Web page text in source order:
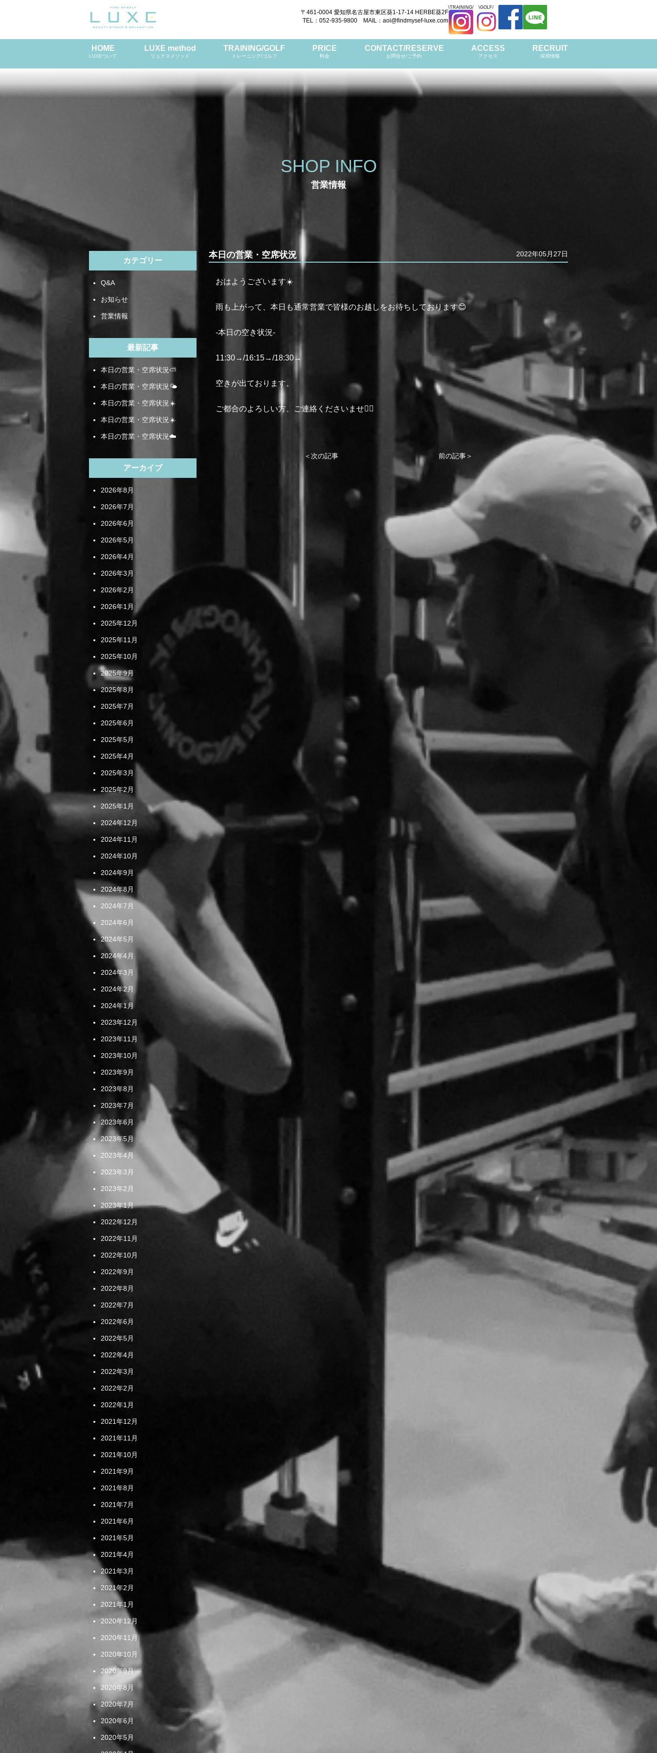
〒461-0004 愛知県名古屋市東区葵1-17-14 HERBE葵2F
TEL：052-935-9800 MAIL：aoi@findmysef-luxe.com
\TRAINING/ \GOLF/
HOME
LUXEついて
LUXE method
リュクスメソッド
TRAINING/GOLF
トレーニング/ゴルフ
PRICE
料金
CONTACT/RESERVE
お問合せ/ご予約
ACCESS
アクセス
RECRUIT
採用情報
SHOP INFO
営業情報
カテゴリー
Q&A
お知らせ
営業情報
最新記事
本日の営業・空席状況⛅️
本日の営業・空席状況🌤️
本日の営業・空席状況☀️
本日の営業・空席状況☀️
本日の営業・空席状況☁️
アーカイブ
2026年8月
2026年7月
2026年6月
2026年5月
2026年4月
2026年3月
2026年2月
2026年1月
2025年12月
2025年11月
2025年10月
2025年9月
2025年8月
2025年7月
2025年6月
2025年5月
2025年4月
2025年3月
2025年2月
2025年1月
2024年12月
2024年11月
2024年10月
2024年9月
2024年8月
2024年7月
2024年6月
2024年5月
2024年4月
2024年3月
2024年2月
2024年1月
2023年12月
2023年11月
2023年10月
2023年9月
2023年8月
2023年7月
2023年6月
2023年5月
2023年4月
2023年3月
2023年2月
2023年1月
2022年12月
2022年11月
2022年10月
2022年9月
2022年8月
2022年7月
2022年6月
2022年5月
2022年4月
2022年3月
2022年2月
2022年1月
2021年12月
2021年11月
2021年10月
2021年9月
2021年8月
2021年7月
2021年6月
2021年5月
2021年4月
2021年3月
2021年2月
2021年1月
2020年12月
2020年11月
2020年10月
2020年9月
2020年8月
2020年7月
2020年6月
2020年5月
本日の営業・空席状況 2022年05月27日
おはようございます☀️
雨も上がって、本日も通常営業で皆様のお越しをお待ちしております😊
-本日の空き状況-
11:30→/16:15→/18:30→
空きが出ております。
ご都合のよろしい方、ご連絡くださいませ🙇‍♂️
＜次の記事 前の記事＞